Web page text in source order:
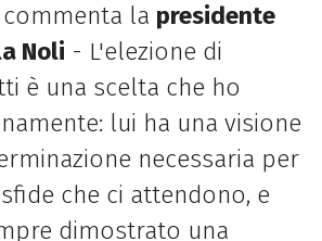
la presidente
Noli - L'elezione di
è una scelta che ho
lui ha una visione
necessaria per
che ci attendono, e
dimostrato una